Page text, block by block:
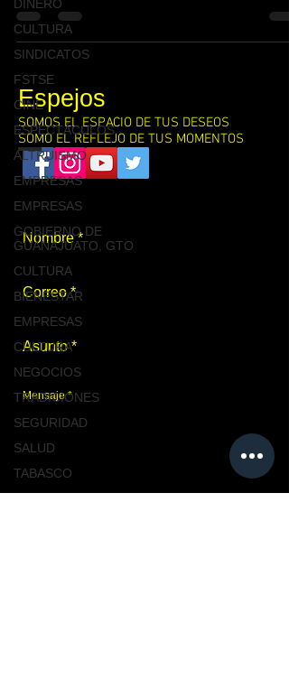
DINERO
CULTURA
SINDICATOS
FSTSE
CINE
ESPECTÁCULOS
ALTRUISMO
EMPRESAS
EMPRESAS
GOBIERNO DE
GUANAJUATO, GTO
CULTURA
BIENESTAR
EMPRESAS
CULTURA
NEGOCIOS
TRADICIONES
SEGURIDAD
SALUD
TABASCO
Internacional del Artesano...
Espejos
SOMOS EL ESPACIO DE TUS DESEOS
SOMO EL REFLEJO DE TUS MOMENTOS
Contacto